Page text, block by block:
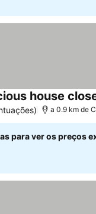
house
a 0.9 km de
para ver os preços